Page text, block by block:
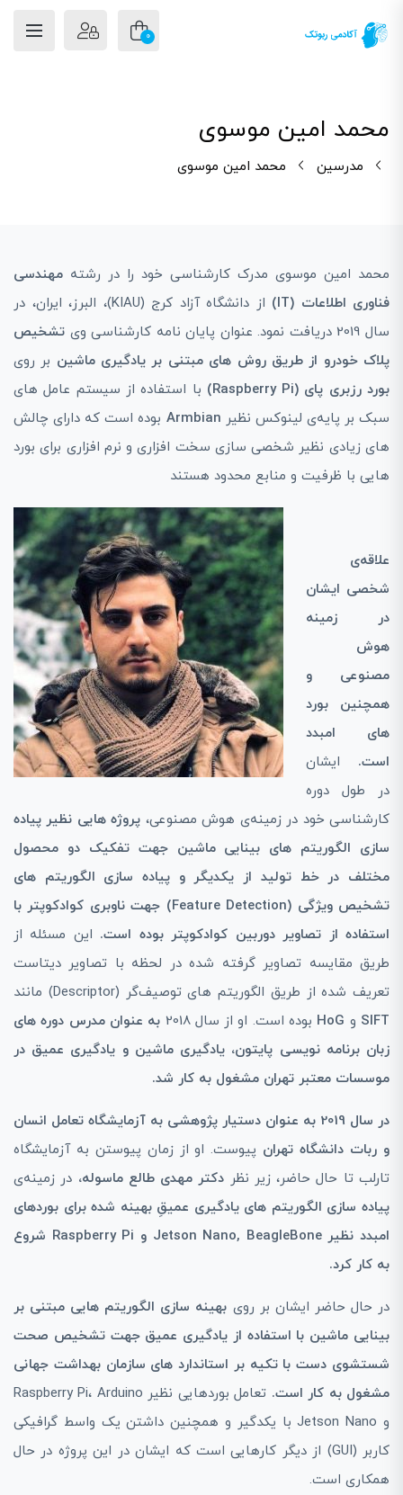
0
محمد امین موسوی
مدرسین محمد امین موسوی
محمد امین موسوی مدرک کارشناسی خود را در رشته مهندسی
فناوری اطلاعات (IT)
از دانشگاه آزاد کرج (KIAU)، البرز، ایران، در
سال 2019 دریافت نمود. عنوان پایان‌ نامه کارشناسی وی
تشخیص
پلاک خودرو از طریق روش های مبتنی بر یادگیری ماشین بر روی
بورد رزبری پای (Raspberry Pi)
با استفاده از سیستم عامل های
سبک بر پایه‌ی لینوکس نظیر Armbian بوده است که دارای چالش
‌های زیادی نظیر شخصی‌ سازی سخت افزاری و نرم افزاری برای بورد
هایی با ظرفیت و منابع محدود هستند
علاقه‌ی
شخصی ایشان
در زمینه
هوش
مصنوعی و
همچنین بورد
‌های امبدد
است. ایشان
در طول دوره
کارشناسی خود در زمینه‌ی هوش مصنوعی، پروژه هایی نظیر پیاده‌
سازی الگوریتم‌ های بینایی ماشین جهت تفکیک دو محصول
مختلف در خط تولید از یکدیگر و پیاده ‌سازی الگوریتم ‌های
تشخیص ویژگی (Feature Detection) جهت ناوبری کوادکوپتر با
استفاده از تصاویر دوربین کوادکوپتر بوده است. این مسئله از
طریق مقایسه تصاویر گرفته شده در لحظه با تصاویر دیتاست
تعریف شده از طریق الگوریتم ‌های توصیف‌گر (Descriptor) مانند
SIFT و HoG بوده است. او از سال 2018
به عنوان مدرس دوره‌ های
زبان برنامه نویسی پایتون، یادگیری ماشین و یادگیری عمیق در
موسسات معتبر تهران مشغول به کار شد.
در سال 2019 به عنوان دستیار پژوهشی به آزمایشگاه تعامل انسان
و ربات دانشگاه تهران پیوست. او از زمان پیوستن به آزمایشگاه
تارلب تا حال حاضر، زیر نظر دکتر مهدی طالع ماسوله، در زمینه‌ی
پیاده‌ سازی الگوریتم‌ های یادگیری عمیقِ بهینه‌ شده برای بورد‌های
امبدد نظیر Jetson Nano, BeagleBone و Raspberry Pi شروع
به کار کرد.
در حال حاضر ایشان بر روی بهینه ‌سازی الگوریتم هایی مبتنی بر
بینایی ماشین با استفاده از یادگیری عمیق جهت تشخیص صحت
شستشوی دست با تکیه بر استاندارد های سازمان بهداشت جهانی
مشغول به کار است.
تعامل بورد‌هایی نظیر Raspberry Pi، Arduino
و Jetson Nano با یکدگیر و همچنین داشتن یک واسط گرافیکی
کاربر (GUI) از دیگر کارهایی است که ایشان در این پروژه در حال
همکاری است.